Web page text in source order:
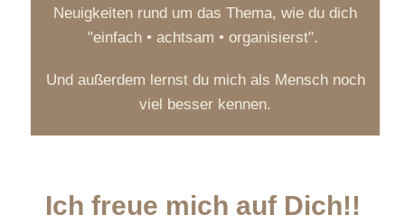
Neuigkeiten rund um das Thema, wie du dich
"einfach • achtsam • organisierst".
Und außerdem lernst du mich als Mensch noch
viel besser kennen.
Ich freue mich auf Dich!!